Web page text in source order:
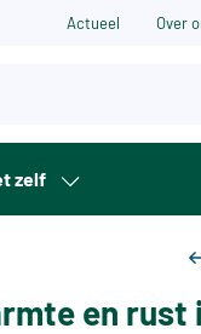
Actueel Over
zelf
en rust